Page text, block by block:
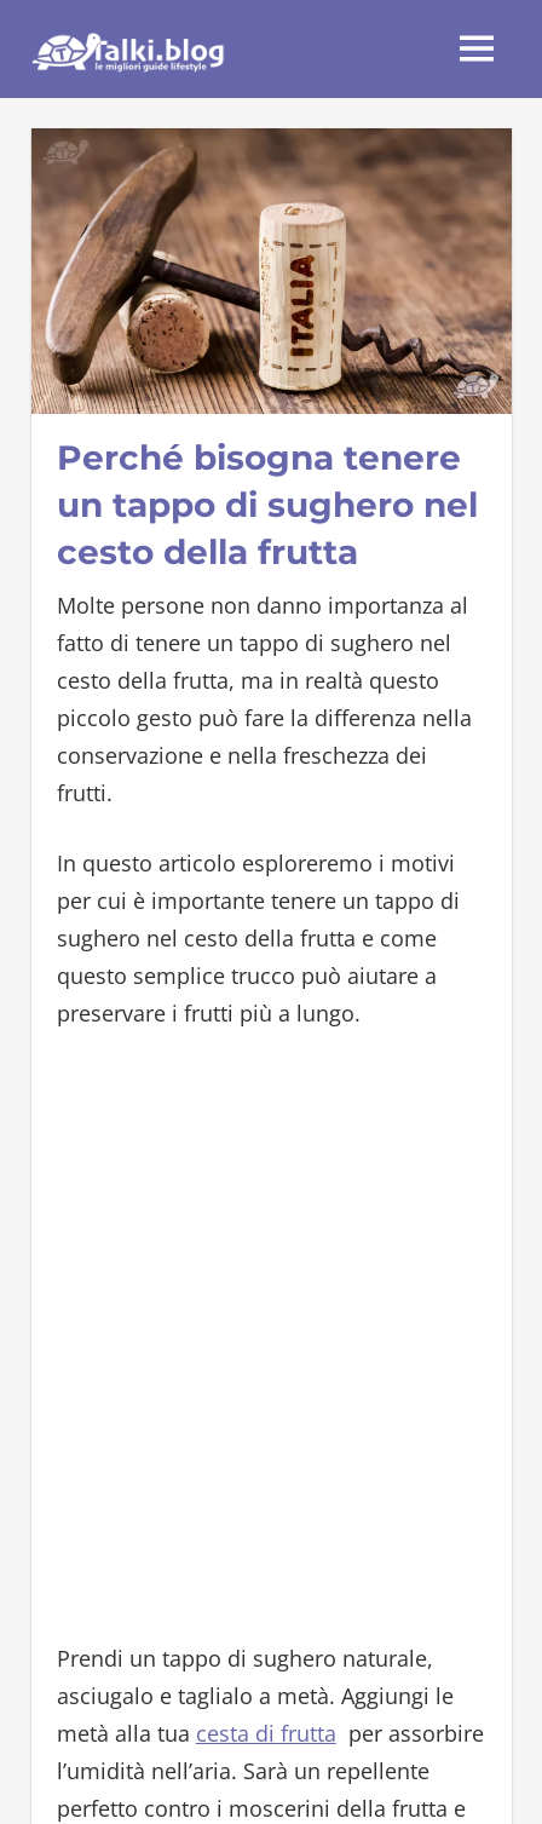
MENU
Perché bisogna tenere
un tappo di sughero nel
cesto della frutta
Molte persone non danno importanza al
fatto di tenere un tappo di sughero nel
cesto della frutta, ma in realtà questo
piccolo gesto può fare la differenza nella
conservazione e nella freschezza dei
frutti.
In questo articolo esploreremo i motivi
per cui è importante tenere un tappo di
sughero nel cesto della frutta e come
questo semplice trucco può aiutare a
preservare i frutti più a lungo.
Prendi un tappo di sughero naturale,
asciugalo e taglialo a metà. Aggiungi le
metà alla tua cesta di frutta per assorbire
l’umidità nell’aria. Sarà un repellente
perfetto contro i moscerini della frutta e